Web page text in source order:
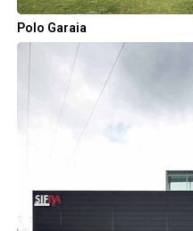
Polo Garaia